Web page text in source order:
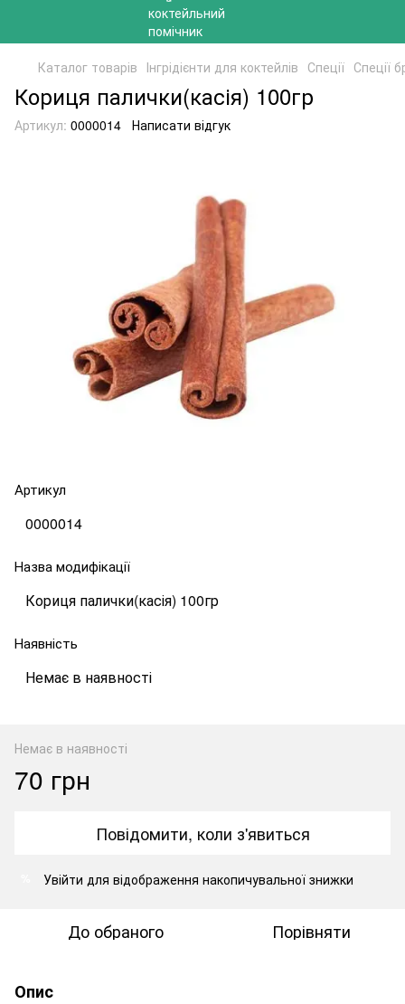
Каталог товарів Інгрідієнти для коктейлів Спеції Спеції
Кориця палички(касія) 100гр
Артикул: 0000014 Написати відгук
Артикул
0000014
Назва модифікації
Кориця палички(касія) 100гр
Наявність
Немає в наявності
Немає в наявності
70 грн
Повідомити, коли з'явиться
Увійти для відображення накопичувальної знижки
До обраного Порівняти
Опис